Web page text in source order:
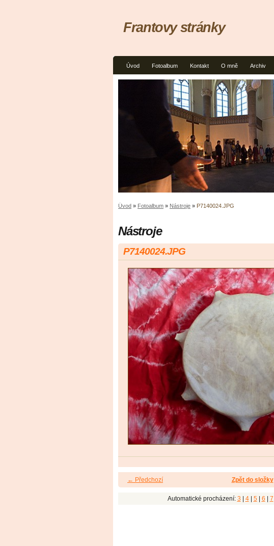
Úvod Fotoalbum Kontakt O mně Archiv
Frantovy stránky
Úvod » Fotoalbum » Nástroje » P7140024.JPG
Nástroje
P7140024.JPG
← Předchozí Zpět do složky
Automatické procházení: 3 4| 5| 6 7